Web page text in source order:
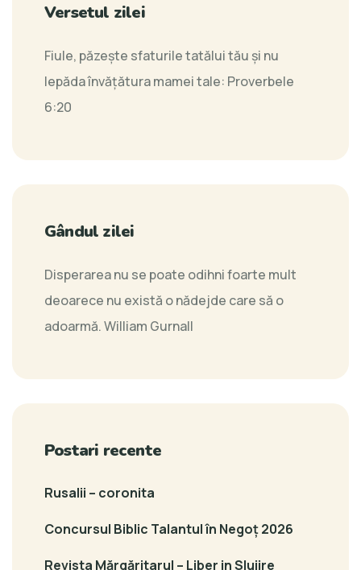
Versetul zilei
Fiule, păzeşte sfaturile tatălui tău şi nu
lepăda învăţătura mamei tale: Proverbele
6:20
Gândul zilei
Disperarea nu se poate odihni foarte mult
deoarece nu există o nădejde care să o
adoarmă.William Gurnall
Postari recente
Rusalii – coronita
Concursul Biblic Talantul în Negoț 2026
Revista Mărgăritarul – Liber in Slujire